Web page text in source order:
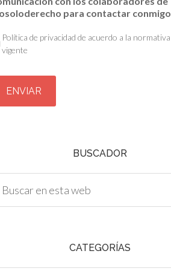
para contactar conmigo
Política de privacidad de acuerdo a la normativa
vigente
BUSCADOR
CATEGORÍAS